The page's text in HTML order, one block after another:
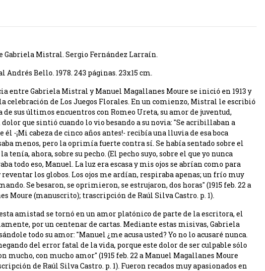
Gabriela Mistral. Sergio Fernández Larraín.
Bello. 1978. 243 páginas. 23x15 cm.
entre Gabriela Mistral y Manuel Magallanes Moure se inició en 1913 y
celebración de Los Juegos Florales. En un comienzo, Mistral le escribió
de sus últimos encuentros con Romeo Ureta, su amor de juventud,
que sintió cuando lo vio besando a su novia: "Se acribillaban a
él -¡Mi cabeza de cinco años antes!- recibía una lluvia de esa boca
menos, pero la oprimía fuerte contra sí. Se había sentado sobre el
tenía, ahora, sobre su pecho. (El pecho suyo, sobre el que yo nunca
todo eso, Manuel. La luz era escasa y mis ojos se abrían como para
reventar los globos. Los ojos me ardían, respiraba apenas; un frío muy
Se besaron, se oprimieron, se estrujaron, dos horas" (1915 feb. 22 a
Moure (manuscrito); trascripción de Raúl Silva Castro. p. 1).
amistad se tornó en un amor platónico de parte de la escritora, el
por un centenar de cartas. Mediante estas misivas, Gabriela
todo su amor: "Manuel ¿me acusa usted? Yo no lo acusaré nunca.
del error fatal de la vida, porque este dolor de ser culpable sólo
mucho, con mucho amor" (1915 feb. 22 a Manuel Magallanes Moure
de Raúl Silva Castro. p. 1). Fueron recados muy apasionados en